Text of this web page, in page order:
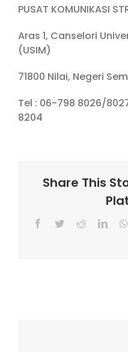
PUSAT KOMUNIKASI
Aras 1, Canselori
(USIM)
71800 Nilai, Negeri
Tel : 06-798 8026/
8204
Share This
Facebook
TwitterReddit